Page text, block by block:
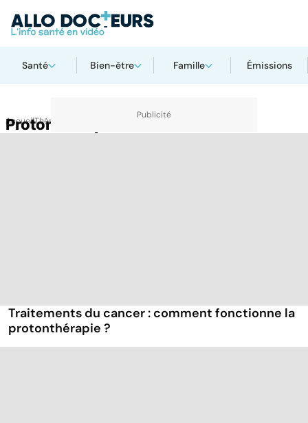
Santé Bien-être Famille Émissions
AccueilThématiques
Protonthérapie
Traitements du cancer : comment fonctionne la
protonthérapie ?